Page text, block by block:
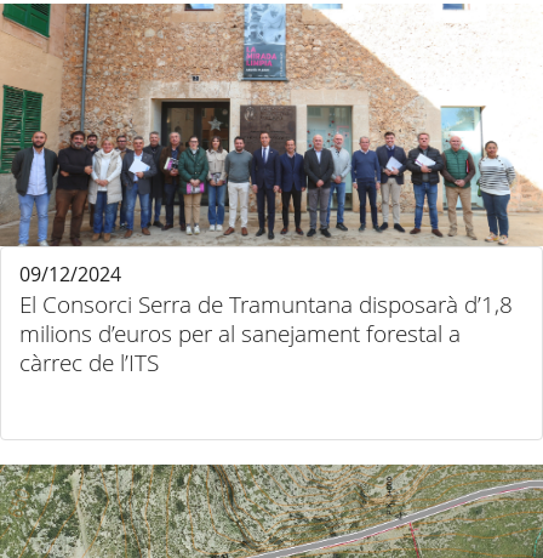
El Consorci Serra de Tramuntana disposarà d’1,8
milions d’euros per al sanejament forestal a
càrrec de l’ITS
09/12/2024